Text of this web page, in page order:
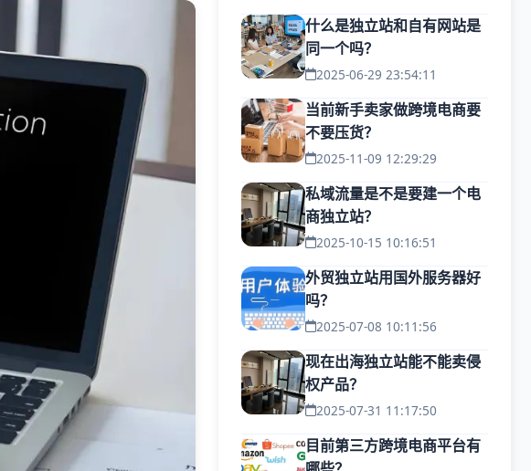
什么是独立站和自有网站是
同一个吗？
2025-06-29 23:54:11
当前新手卖家做跨境电商要
不要压货？
2025-11-09 12:29:29
私域流量是不是要建一个电
商独立站？
2025-10-15 10:16:51
外贸独立站用国外服务器好
吗？
2025-07-08 10:11:56
现在出海独立站能不能卖侵
权产品？
2025-07-31 11:17:50
目前第三方跨境电商平台有